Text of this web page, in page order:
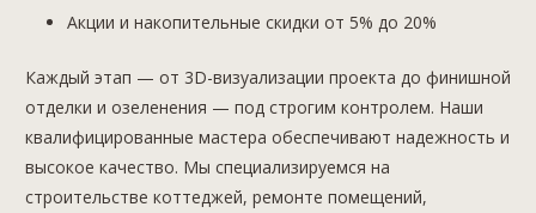
Акции и накопительные скидки от 5% до 20%
Каждый этап — от 3D-визуализации проекта до финишной
отделки и озеленения — под строгим контролем. Наши
квалифицированные мастера обеспечивают надежность и
высокое качество. Мы специализируемся на
строительстве коттеджей, ремонте помещений,